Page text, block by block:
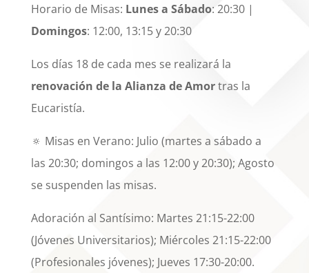
Horario de Misas: Lunes a Sábado: 20:30 |
Domingos: 12:00, 13:15 y 20:30
Los días 18 de cada mes se realizará la
renovación de la Alianza de Amortras la
Eucaristía.
🔅 Misas en Verano: Julio (martes a sábado a
las 20:30; domingos a las 12:00 y 20:30); Agosto
se suspenden las misas.
Adoración al Santísimo: Martes 21:15-22:00
(Jóvenes Universitarios); Miércoles 21:15-22:00
(Profesionales jóvenes); Jueves 17:30-20:00.